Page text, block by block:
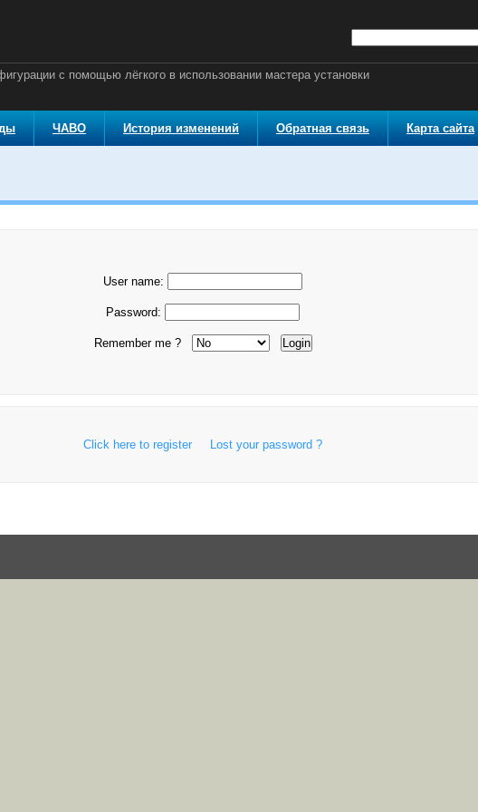
с помощью лёгкого в использовании мастера установки
ЧАВО История изменений Обратная связь Карта сайта
User name:
Password:
Remember me ?
Click here to register Lost your password ?